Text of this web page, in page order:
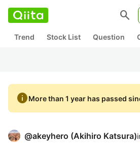
search
Trend Stock List Question
infoMore than 1 year has passed
@akeyhero (Akihiro Katsura)